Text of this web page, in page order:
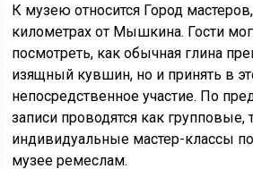
К музею относится Город
километрах от Мышкина. Гости
посмотреть, как обычная глина
изящный кувшин, но и принять в
непосредственное участие. По
записи проводятся как групповые,
индивидуальные мастер-классы
музее ремеслам.